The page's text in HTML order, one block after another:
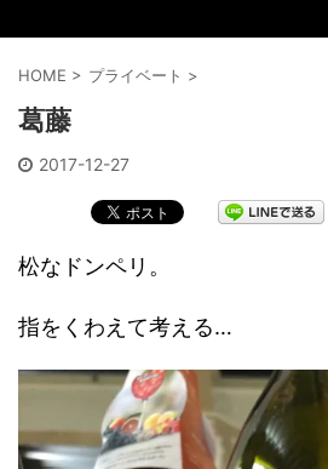
HOME > プライベート >
葛藤
2017-12-27
松なドンペリ。
指をくわえて考える…